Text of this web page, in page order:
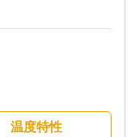
温度特性